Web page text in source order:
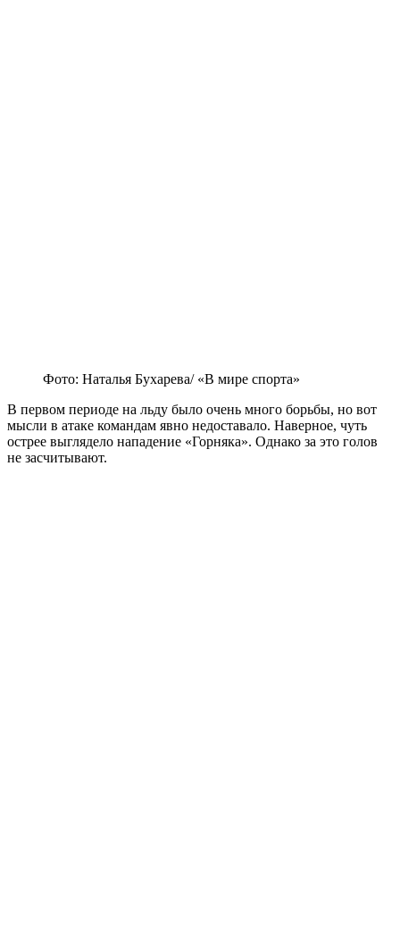
Фото: Наталья Бухарева/ «В мире спорта»
В первом периоде на льду было очень много борьбы, но вот
мысли в атаке командам явно недоставало. Наверное, чуть
острее выглядело нападение «Горняка». Однако за это голов
не засчитывают.